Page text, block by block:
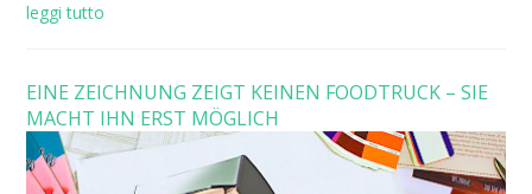
leggi tutto
EINE ZEICHNUNG ZEIGT KEINEN FOODTRUCK – SIE
MACHT IHN ERST MÖGLICH